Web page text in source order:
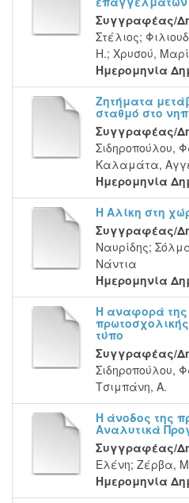
Συγγραφέας/
Στέλιος;
Η.; Χρυσού,
Ημερομηνία
Ζητήματα
σταθμό στο
Συγγραφέας/
Σιδηροπούλου,
Καλαμάτα,
Ημερομηνία
Η Αλίκη στη
Συγγραφέας/
Ναυρίδης;
Νάντια
Ημερομηνία
Η αναφορά της
τύπο
Συγγραφέας/
Σιδηροπούλου,
Τσιμπάνη, Α.
Η άνοδος της
Αναλυτικά
Συγγραφέας/
Ελένη; Ζέρβα,
Ημερομηνία